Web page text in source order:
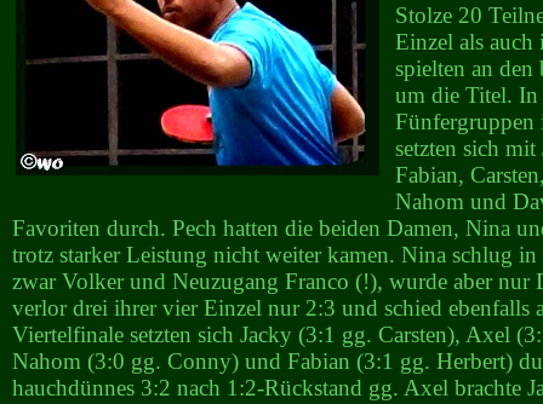
Stolze 20
Einzel als
spielten an den
um die Titel. In
Fünfergruppen
setzten sich
Fabian,
Nahom und
Favoriten durch. Pech hatten die beiden Damen, Nina
trotz starker Leistung nicht weiter kamen. Nina schlug
zwar Volker und Neuzugang Franco (!), wurde aber nur
verlor drei ihrer vier Einzel nur 2:3 und schied ebenfalls
Viertelfinale setzten sich Jacky (3:1 gg. Carsten), Axel
Nahom (3:0 gg. Conny) und Fabian (3:1 gg. Herbert)
hauchdünnes 3:2 nach 1:2-Rückstand gg. Axel brachte